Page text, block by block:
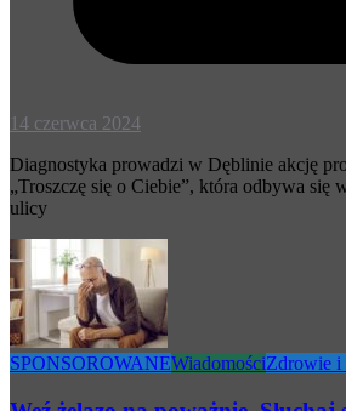
14 czerwca 2024
Diagnostyka prowadzi w Dęblinie akcję
„Troszczę się o Ciebie”, która odbywa się
ulicy
SPONSOROWANEWiadomościZdrowie i